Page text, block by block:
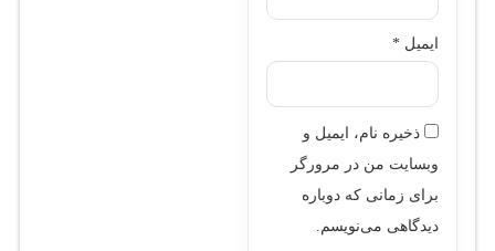
ایمیل *
ذخیره نام، ایمیل و
وبسایت من در مرورگر
برای زمانی که دوباره
دیدگاهی می‌نویسم.